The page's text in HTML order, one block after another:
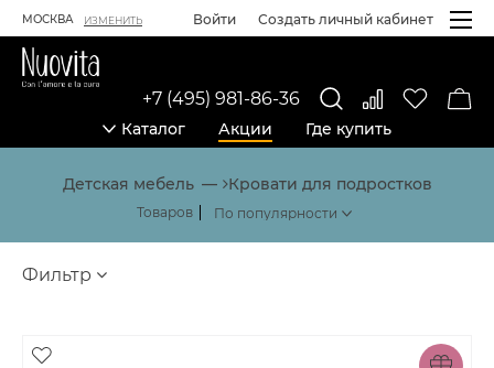
МОСКВА ИЗМЕНИТЬ Войти Создать личный кабинет
Каталог Акции Где купить
+7 (495) 981-86-36
Каталог товаров
Детская мебель Кровати для подростков
Товаров
Фильтр
Товары